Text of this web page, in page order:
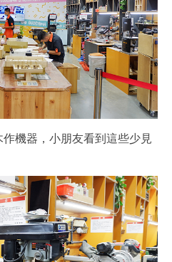
機器，小朋友看到這些少見